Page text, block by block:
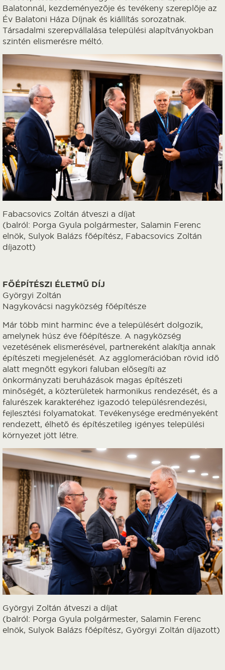
Balatonnál, kezdeményezője és tevékeny szereplője az
Év Balatoni Háza Díjnak és kiállítás sorozatnak.
Társadalmi szerepvállalása települési alapítványokban
szintén elismerésre méltó.
Fabacsovics Zoltán átveszi a díjat
(balról: Porga Gyula polgármester, Salamin Ferenc
elnök, Sulyok Balázs főépítész, Fabacsovics Zoltán
díjazott)
FŐÉPÍTÉSZI ÉLETMŰ DÍJ
Györgyi Zoltán
Nagykovácsi nagyközség főépítésze
Már több mint harminc éve a településért dolgozik,
amelynek húsz éve főépítésze. A nagyközség
vezetésének elismerésével, partnereként alakítja annak
építészeti megjelenését. Az agglomerációban rövid idő
alatt megnőtt egykori faluban elősegíti az
önkormányzati beruházások magas építészeti
minőségét, a közterületek harmonikus rendezését, és a
falurészek karakteréhez igazodó településrendezési,
fejlesztési folyamatokat. Tevékenysége eredményeként
rendezett, élhető és építészetileg igényes települési
környezet jött létre.
Györgyi Zoltán átveszi a díjat
(balról: Porga Gyula polgármester, Salamin Ferenc
elnök, Sulyok Balázs főépítész, Györgyi Zoltán díjazott)